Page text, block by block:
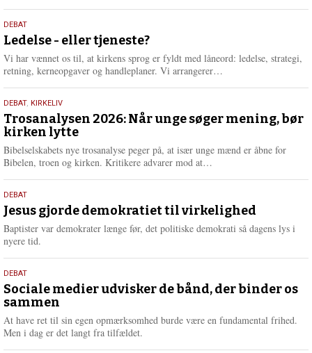
e
r
e
10.
juni
2026
DEBAT
Ledelse - eller tjeneste?
Vi har vænnet os til, at kirkens sprog er fyldt med låneord: ledelse, strategi,
retning, kerneopgaver og handleplaner. Vi arrangerer…
e
2.
juni
2026
DEBAT, KIRKELIV
Trosanalysen 2026: Når unge søger mening, bør
kirken lytte
Bibelselskabets nye trosanalyse peger på, at især unge mænd er åbne for
Bibelen, troen og kirken. Kritikere advarer mod at…
e
r
18.
maj
2026
DEBAT
Jesus gjorde demokratiet til virkelighed
Baptister var demokrater længe før, det politiske demokrati så dagens lys i
nyere tid.
18.
maj
2026
DEBAT
Sociale medier udvisker de bånd, der binder os
sammen
At have ret til sin egen opmærksomhed burde være en fundamental frihed.
Men i dag er det langt fra tilfældet.